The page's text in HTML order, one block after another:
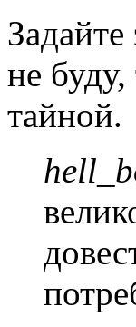
не
тайной.